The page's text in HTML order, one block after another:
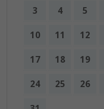
3 4 5
10 11 12
17 18 19
24 25 26